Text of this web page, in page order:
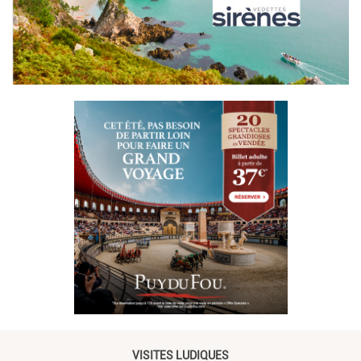
VISITES LUDIQUES